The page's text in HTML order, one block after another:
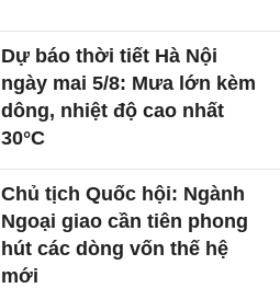
Dự báo thời tiết Hà Nội
ngày mai 5/8: Mưa lớn kèm
dông, nhiệt độ cao nhất
30°C
Chủ tịch Quốc hội: Ngành
Ngoại giao cần tiên phong
hút các dòng vốn thế hệ
mới